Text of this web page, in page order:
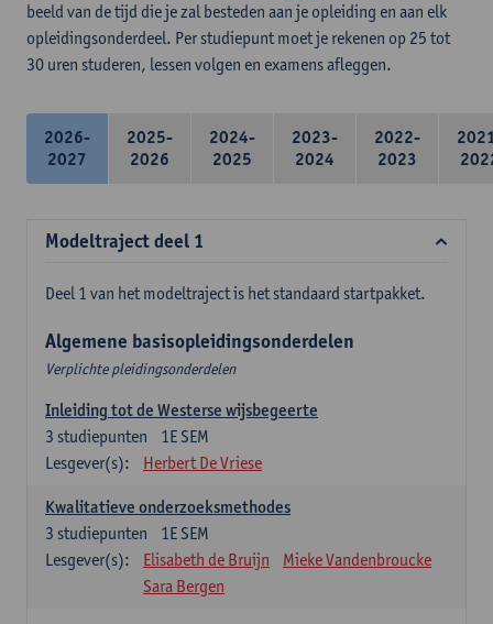
beeld van de tijd die je zal besteden aan je opleiding en aan elk
opleidingsonderdeel. Per studiepunt moet je rekenen op 25 tot
30 uren studeren, lessen volgen en examens afleggen.
2026-
2027
2025-
2026
2024-
2025
2023-
2024
2022-
2023
Modeltraject deel 1
Deel 1 van het modeltraject is het standaard startpakket.
Algemene basisopleidingsonderdelen
Verplichte pleidingsonderdelen
Inleiding tot de Westerse wijsbegeerte
1E SEM
3 studiepunten
Lesgever(s):
Herbert De Vriese
Kwalitatieve onderzoeksmethodes
1E SEM
3 studiepunten
Lesgever(s):
Elisabeth de Bruijn
Mieke Vandenbroucke
Sara Bergen